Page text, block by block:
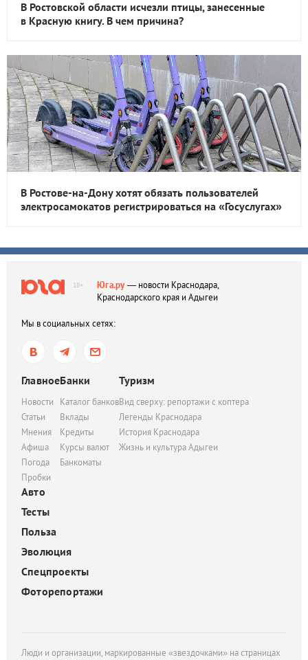
В Ростовской области исчезли птицы, занесенные
в Красную книгу. В чем причина?
В Ростове-на-Дону хотят обязать пользователей
электросамокатов регистрироваться на «Госуслугах»
18+ Юга.ру— новости Краснодара,
Краснодарского края и Адыгеи
Мы в социальных сетях:
Главное
Новости
Статьи
Мнения
Афиша
Погода
Пробки
Банки
Каталог банков
Вклады
Кредиты
Курсы валют
Банкоматы
Туризм
Вид сверху: репортажи с коптера
Легенды Краснодара
История Краснодара
Жизнь и культура Адыгеи
Авто
Тесты
Польза
Эволюция
Спецпроекты
Фоторепортажи
Люди и организации, маркированные «звездочками» на страницах